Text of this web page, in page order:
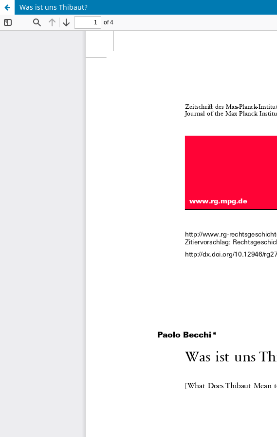
Was ist uns Thibaut?